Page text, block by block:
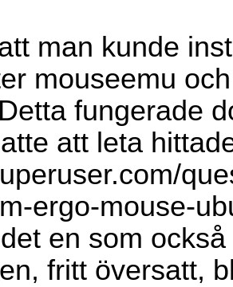
man kunde
mouseemu
fungerade
att leta
ergo-mouse-
en som
fritt översatt,